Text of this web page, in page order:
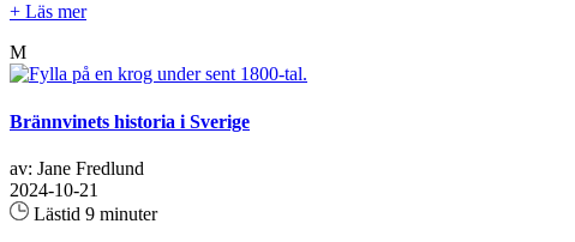
+ Läs mer
M
Brännvinets historia i Sverige
av: Jane Fredlund
2024-10-21
Lästid 9 minuter